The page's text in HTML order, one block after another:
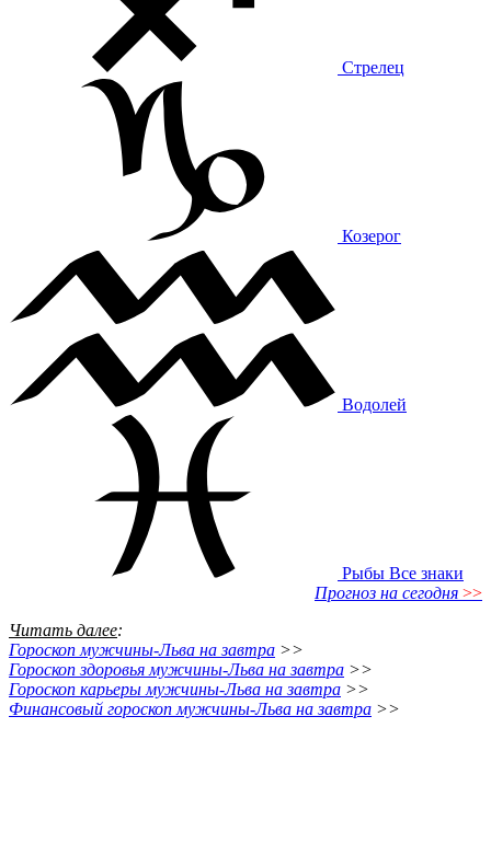
Стрелец
Козерог
Водолей
Рыбы Все знаки
Прогноз на сегодня >>
Читать далее:
Гороскоп мужчины-Льва на завтра >>
Гороскоп здоровья мужчины-Льва на завтра >>
Гороскоп карьеры мужчины-Льва на завтра >>
Финансовый гороскоп мужчины-Льва на завтра >>